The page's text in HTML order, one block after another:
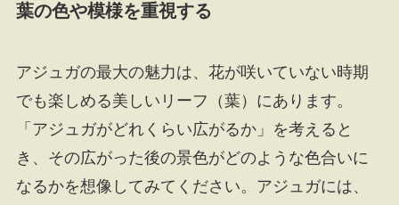
葉の色や模様を重視する
アジュガの最大の魅力は、花が咲いていない時期
でも楽しめる美しいリーフ（葉）にあります。
「アジュガがどれくらい広がるか」を考えると
き、その広がった後の景色がどのような色合いに
なるかを想像してみてください。アジュガには、